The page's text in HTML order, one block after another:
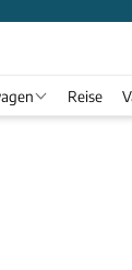
Reise